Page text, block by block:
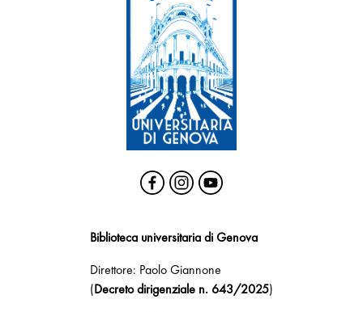
Biblioteca universitaria di Genova
Direttore: Paolo Giannone
(Decreto dirigenziale n. 643/2025)